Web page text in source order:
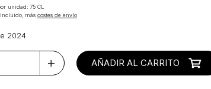
unidad: 75 CL
incluido, más costes de envío
2024
+ AÑADIR AL CARRITO